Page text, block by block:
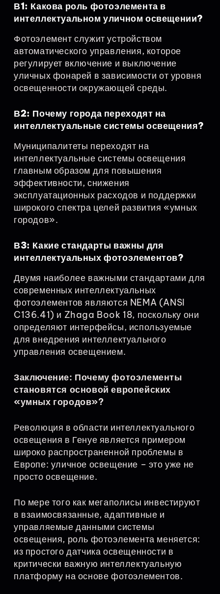
В1: Какова роль фотоэлемента в
интеллектуальном уличном освещении?
Фотоэлемент служит устройством
автоматического управления, которое
регулирует включение и выключение
уличных фонарей в зависимости от уровня
освещенности окружающей среды.
В2: Почему города переходят на
интеллектуальные системы освещения?
Муниципалитеты переходят на
интеллектуальные системы освещения
главным образом для повышения
эффективности, снижения
эксплуатационных расходов и поддержки
широкого спектра целей развития «умных
городов».
В3: Какие стандарты важны для
интеллектуальных фотоэлементов?
Двумя наиболее важными стандартами для
современных интеллектуальных
фотоэлементов являются NEMA (ANSI
C136.41) и Zhaga Book 18, поскольку они
определяют интерфейсы, используемые
для внедрения интеллектуального
управления освещением.
Заключение: Почему фотоэлементы
становятся основой европейских
«умных городов»?
Революция в области интеллектуального
освещения в Генуе является примером
широко распространенной проблемы в
Европе: уличное освещение – это уже не
просто освещение.
По мере того как мегаполисы инвестируют
в взаимосвязанные, адаптивные и
управляемые данными системы
освещения, роль фотоэлемента меняется:
из простого датчика освещенности в
критически важную интеллектуальную
платформу на основе фотоэлементов.